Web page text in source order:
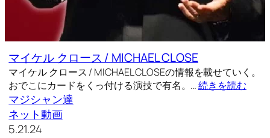
マイケル クロース / MICHAEL CLOSE
マイケル クロース / MICHAEL CLOSEの情報を載せていく。
おでこにカードをくっ付ける演技で有名。…続きを読む
マジシャン達
ネット動画
5.21.24